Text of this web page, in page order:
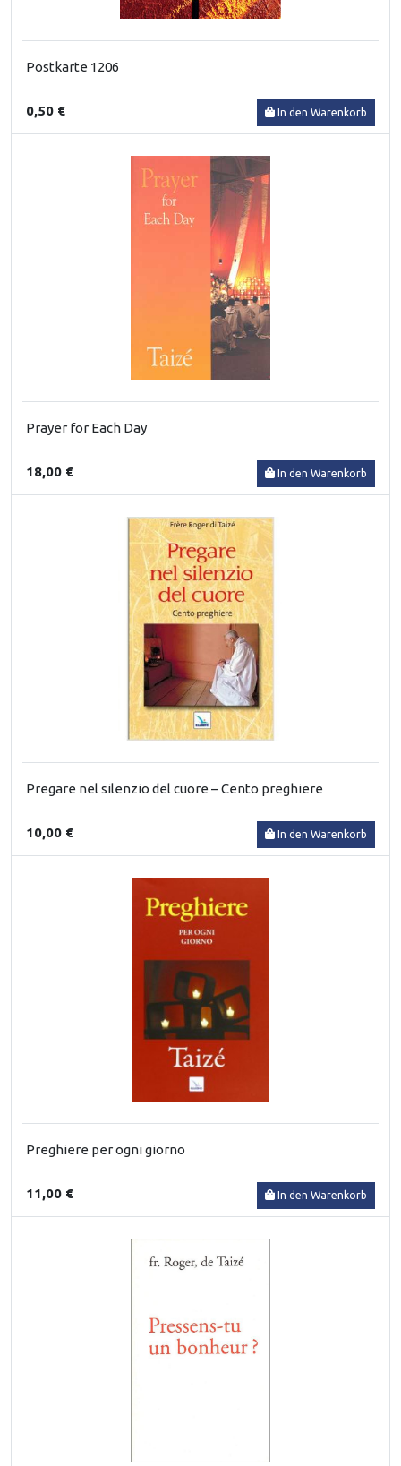
Postkarte 1206
0,50 € In den Warenkorb
Prayer for Each Day
18,00 € In den Warenkorb
Pregare nel silenzio del cuore – Cento preghiere
10,00 € In den Warenkorb
Preghiere per ogni giorno
11,00 € In den Warenkorb